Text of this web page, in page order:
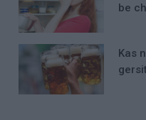
be
Kas